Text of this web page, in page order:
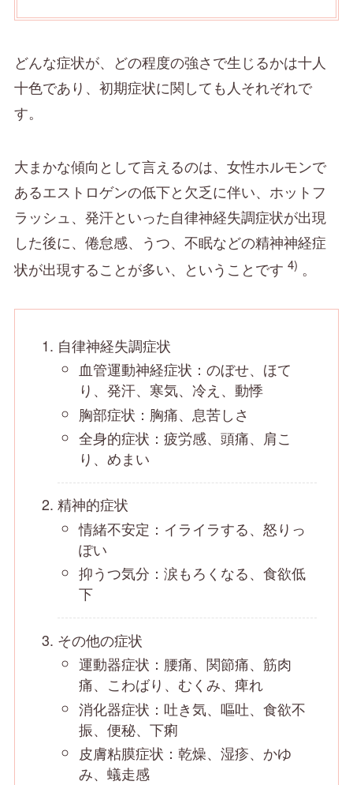
どんな症状が、どの程度の強さで生じるかは十人
十色であり、初期症状に関しても人それぞれで
す。
大まかな傾向として言えるのは、女性ホルモンで
あるエストロゲンの低下と欠乏に伴い、ホットフ
ラッシュ、発汗といった自律神経失調症状が出現
した後に、倦怠感、うつ、不眠などの精神神経症
状が出現することが多い、ということです 4) 。
自律神経失調症状
血管運動神経症状：のぼせ、ほて
り、発汗、寒気、冷え、動悸
胸部症状：胸痛、息苦しさ
全身的症状：疲労感、頭痛、肩こ
り、めまい
精神的症状
情緒不安定：イライラする、怒りっ
ぽい
抑うつ気分：涙もろくなる、食欲低
下
その他の症状
運動器症状：腰痛、関節痛、筋肉
痛、こわばり、むくみ、痺れ
消化器症状：吐き気、嘔吐、食欲不
振、便秘、下痢
皮膚粘膜症状：乾燥、湿疹、かゆ
み、蟻走感